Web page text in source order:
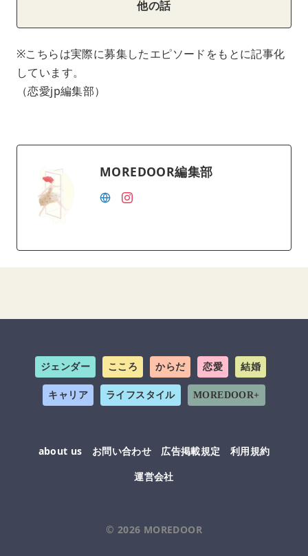
他の話
※こちらは実際に募集したエピソードをもとに記事化
しています。
（恋愛jp編集部）
MOREDOOR編集部
ジェンダー こころ からだ 恋愛 結婚
キャリア ライフスタイル MOREDOOR+
about us お問い合わせ 広告掲載規定
利用規約
運営会社
© 2026 MOREDOOR